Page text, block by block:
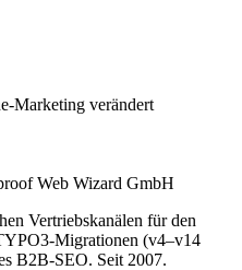
Web Wizard GmbH
Vertriebskanälen für den
Migrationen (v4–v14
B2B-SEO. Seit 2007.